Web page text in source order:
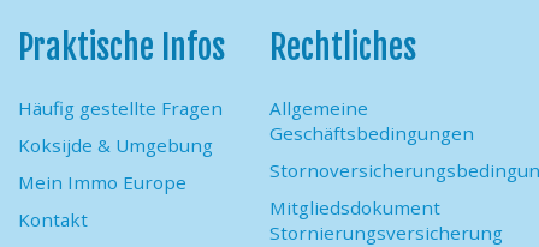
Praktische Infos
Häufig gestellte Fragen
Koksijde & Umgebung
Mein Immo Europe
Kontakt
Rechtliches
Allgemeine
Geschäftsbedingungen
Mitgliedsdokument
Stornierungsversicherung